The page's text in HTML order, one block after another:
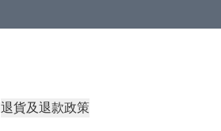
退貨及退款政策